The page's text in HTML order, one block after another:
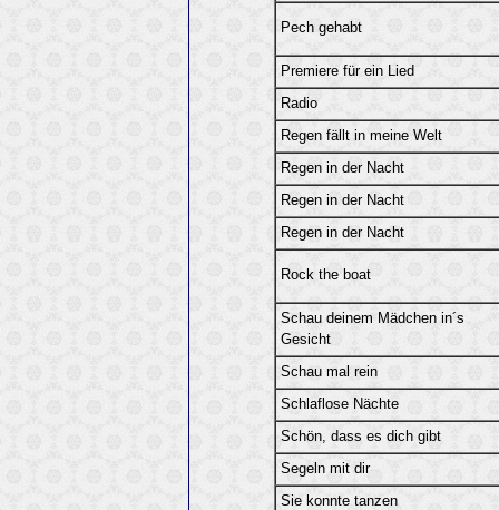
Pech gehabt
Premiere für ein Lied
Radio
Regen fällt in meine Welt
Regen in der Nacht
Regen in der Nacht
Regen in der Nacht
Rock the boat
Schau deinem Mädchen in´s
Gesicht
Schau mal rein
Schlaflose Nächte
Schön, dass es dich gibt
Segeln mit dir
Sie konnte tanzen